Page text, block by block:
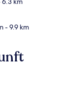
- 9.9 km